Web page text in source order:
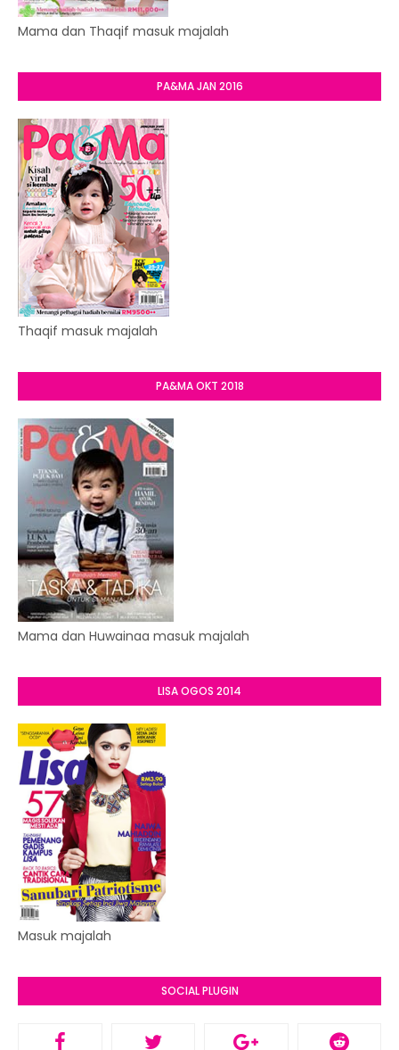
Mama dan Thaqif masuk majalah
PA&MA JAN 2016
Thaqif masuk majalah
PA&MA OKT 2018
Mama dan Huwainaa masuk majalah
LISA OGOS 2014
Masuk majalah
SOCIAL PLUGIN